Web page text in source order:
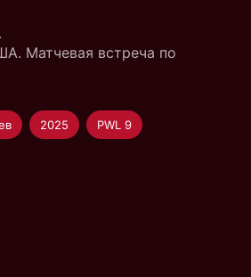
Матчевая встреча по
2025 PWL 9